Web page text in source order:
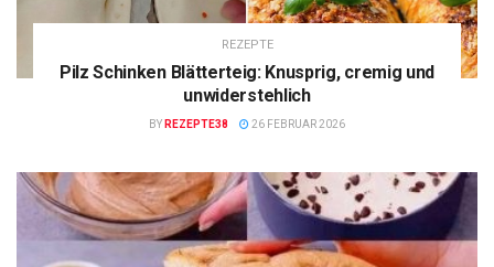
REZEPTE
Pilz Schinken Blätterteig: Knusprig, cremig und
unwiderstehlich
BY REZEPTE38 26 FEBRUAR 2026